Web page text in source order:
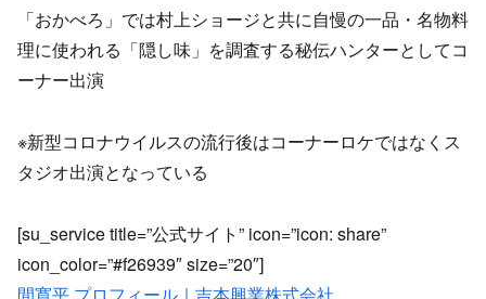
「おかべろ」では村上ショージと共に自慢の一品・名物料
理に使われる「隠し味」を調査する秘伝ハンターとしてコ
ーナー出演
※新型コロナウイルスの流行後はコーナーロケではなくス
タジオ出演となっている
[su_service title=”公式サイト” icon=”icon: share”
icon_color=”#f26939″ size=”20″]